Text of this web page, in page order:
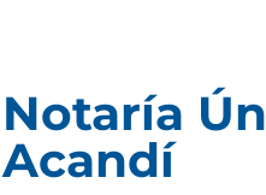
Notaría
Acandí